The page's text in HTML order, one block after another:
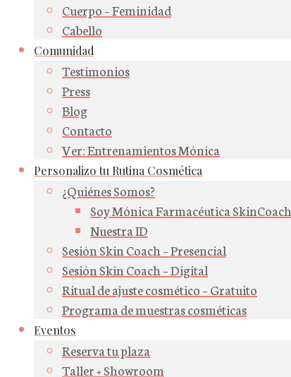
Cuerpo – Feminidad
Cabello
Comunidad
Testimonios
Press
Blog
Contacto
Ver: Entrenamientos Mónica
Personalizo tu Rutina Cosmética
¿Quiénes Somos?
Soy Mónica Farmacéutica SkinCoach
Nuestra ID
Sesión Skin Coach – Presencial
Sesión Skin Coach – Digital
Ritual de ajuste cosmético – Gratuito
Programa de muestras cosméticas
Eventos
Reserva tu plaza
Taller + Showroom